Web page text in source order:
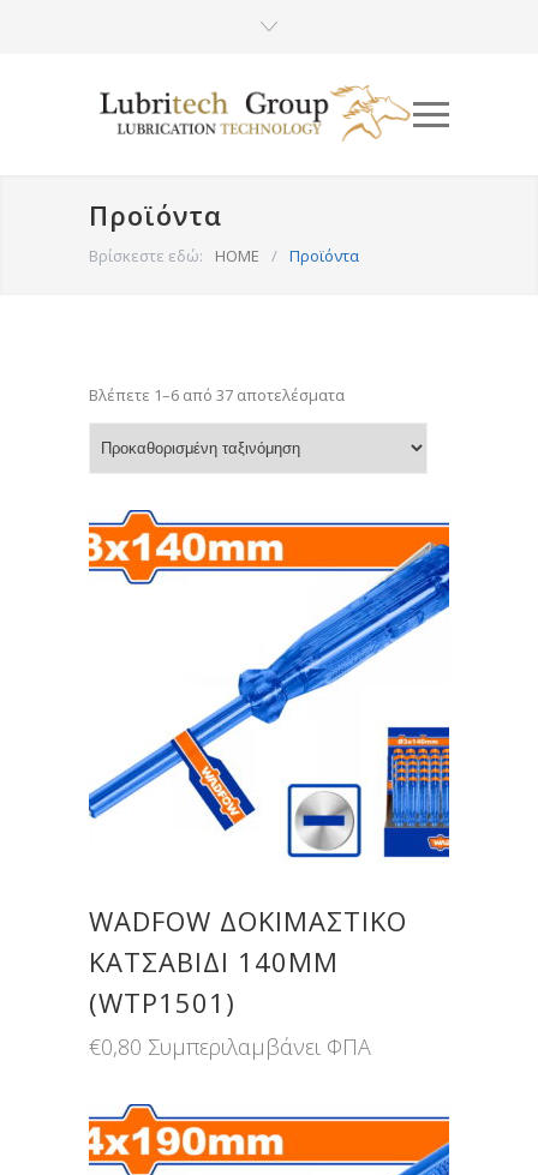
Προϊόντα
Βρίσκεστε εδώ: HOME / Προϊόντα
Βλέπετε 1–6 από 37 αποτελέσματα
WADFOW ΔΟΚΙΜΑΣΤΙΚΟ
ΚΑΤΣΑΒΙΔΙ 140MM
(WTP1501)
€0,80 Συμπεριλαμβάνει ΦΠΑ